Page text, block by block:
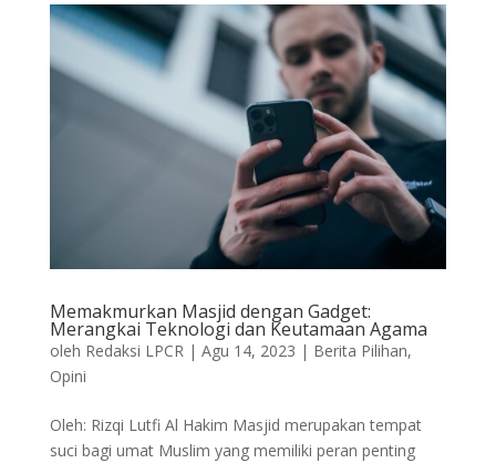
Memakmurkan Masjid dengan Gadget:
Merangkai Teknologi dan Keutamaan Agama
oleh Redaksi LPCR| Agu 14, 2023 | Berita Pilihan,
Opini
Oleh: Rizqi Lutfi Al Hakim Masjid merupakan tempat
suci bagi umat Muslim yang memiliki peran penting